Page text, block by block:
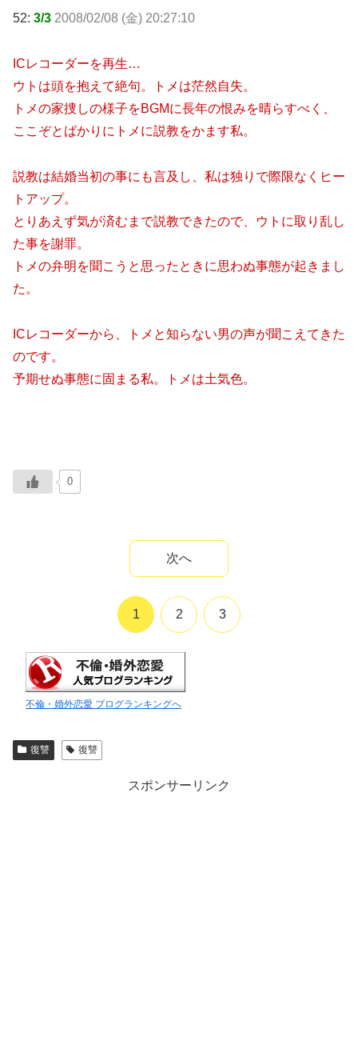
52: 3/3 2008/02/08 (金) 20:27:10
ICレコーダーを再生…
ウトは頭を抱えて絶句。トメは茫然自失。
トメの家捜しの様子をBGMに長年の恨みを晴らすべく、
ここぞとばかりにトメに説教をかます私。
説教は結婚当初の事にも言及し、私は独りで際限なくヒー
トアップ。
とりあえず気が済むまで説教できたので、ウトに取り乱し
た事を謝罪。
トメの弁明を聞こうと思ったときに思わぬ事態が起きまし
た。
ICレコーダーから、トメと知らない男の声が聞こえてきた
のです。
予期せぬ事態に固まる私。トメは土気色。
0
次へ
1 2 3
不倫・婚外恋愛 ブログランキングへ
復讐 復讐
スポンサーリンク